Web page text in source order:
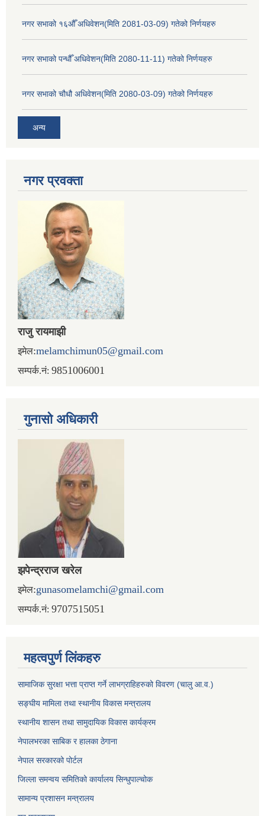
नगर सभाको १६औँ अधिवेशन(मिति 2081-03-09) गतेको निर्णयहरु
नगर सभाको पन्धौँ अधिवेशन(मिति 2080-11-11) गतेको निर्णयहरु
नगर सभाको चौधौ अधिवेशन(मिति 2080-03-09) गतेको निर्णयहरु
अन्य
नगर प्रव‌क्ता
राजु रायमाझी
इमेल:melamchimun05@gmail.com
सम्पर्क.नं: 9851006001
गुनासो अधिकारी
झपेन्द्रराज खरेल
इमेल:gunasomelamchi@gmail.com
सम्पर्क.नं: 9707515051
महत्वपुर्ण लिंकहरु
सामाजिक सुरक्षा भत्ता प्राप्त गर्ने लाभग्राहिहरुको विवरण (चालु आ.व.)
सङ्घीय मामिला तथा स्थानीय विकास मन्त्रालय
स्थानीय शासन तथा सामुदायिक विकास कार्यक्रम
नेपालभरका साबिक र हालका ठेगाना
नेपाल सरकारको पोर्टल
जिल्ला समन्वय समितिको कार्यालय सिन्धुपाल्चोक
सामान्य प्रशासन मन्त्रालय